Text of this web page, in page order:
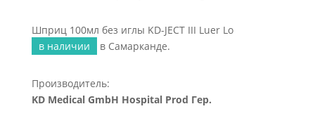
Шприц 100мл без иглы KD-JECT III Luer Lo
в наличии
в Самарканде.
Производитель:
KD Medical GmbH Hospital Prod Гер.